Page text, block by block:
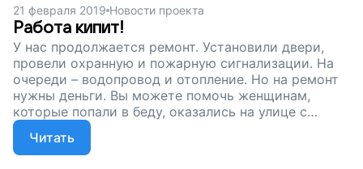
21 февраля 2019 Новости проекта
Работа кипит!
У нас продолжается ремонт. Установили двери,
провели охранную и пожарную сигнализации. На
очереди – водопровод и отопление. Но на ремонт
нужны деньги. Вы можете помочь женщинам,
которые попали в беду, оказались на улице с
детьми, одни, без поддержки – можете помочь
детям не расставаться с мамами. Просто
поддержите наш проект !
Читать